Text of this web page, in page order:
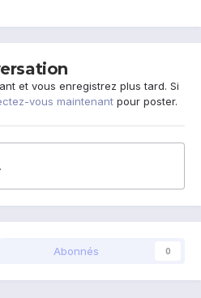
et vous enregistrez plus tard. Si
vous maintenant pour poster.
Abonnés 0